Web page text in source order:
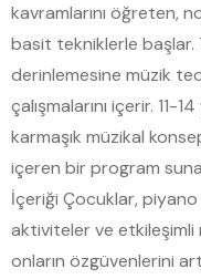
kavramlarını öğreten,
basit tekniklerle başlar.
derinlemesine müzik
çalışmalarını içerir. 11-
karmaşık müzikal
içeren bir program
İçeriği Çocuklar,
aktiviteler ve etkileşimli
onların özgüvenlerini